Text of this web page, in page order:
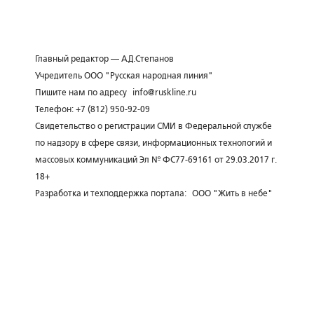
Главный редактор — А.Д.Степанов
Учредитель ООО "Русская народная линия"
Пишите нам по адресу
info@ruskline.ru
Телефон: +7 (812) 950-92-09
Свидетельство о регистрации СМИ в Федеральной службе
по надзору в сфере связи, информационных технологий и
массовых коммуникаций Эл № ФС77-69161 от 29.03.2017 г.
18+
Разработка и техподдержка портала: ООО "Жить в небе"